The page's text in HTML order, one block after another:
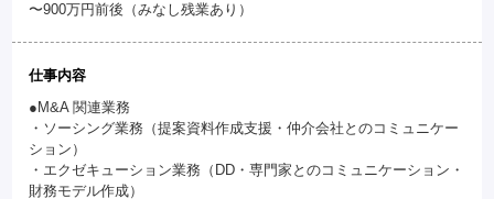
〜900万円前後（みなし残業あり）
仕事内容
●M&A 関連業務
・ソーシング業務（提案資料作成支援・仲介会社とのコミュニケー
ション）
・エクゼキューション業務（DD・専門家とのコミュニケーション・
財務モデル作成）